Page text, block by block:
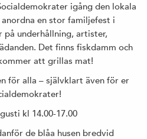
igång den lokala
en stor familjefest i
på underhållning, artister,
Det finns fiskdamm och
att grillas mat!
för alla – självklart även för er
kl 14.00-17.00
de blåa husen bredvid